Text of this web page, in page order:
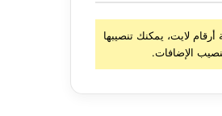
لايت، يمكنك تنصيبها
الإضافات.